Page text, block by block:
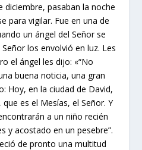
diciembre, pasaban la noche
para vigilar. Fue en una de
un ángel del Señor se
los envolvió en luz. Les
el ángel les dijo: «“No
buena noticia, una gran
Hoy, en la ciudad de David,
es el Mesías, el Señor. Y
a un niño recién
y acostado en un pesebre”.
de pronto una multitud